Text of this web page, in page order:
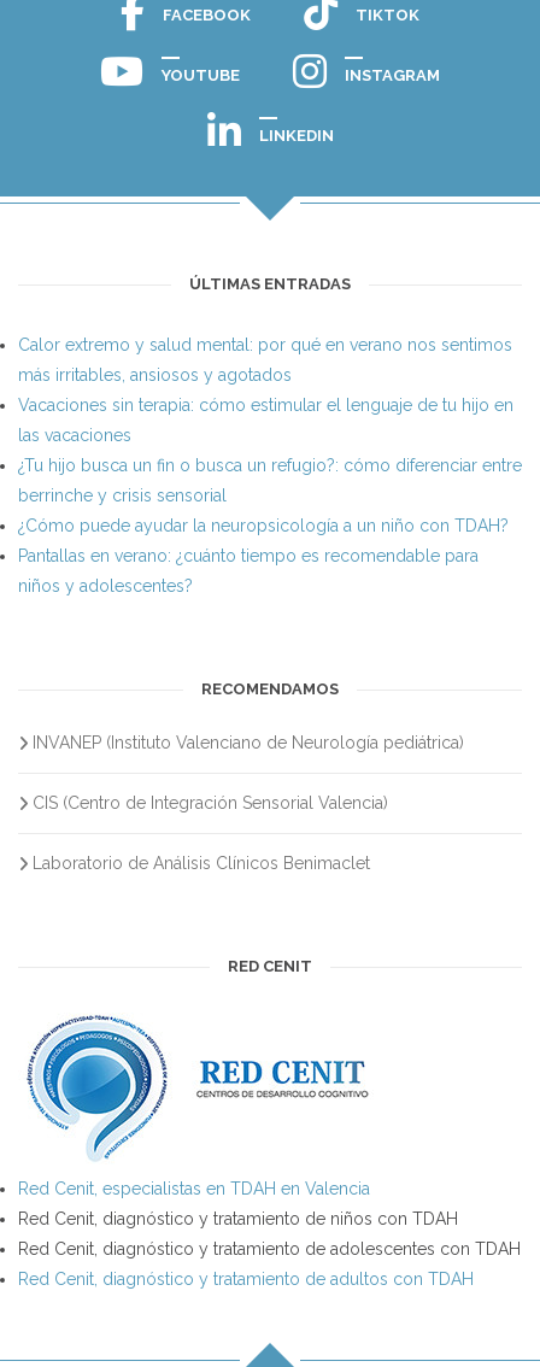
FACEBOOK TIKTOK
YOUTUBE INSTAGRAM
LINKEDIN
ÚLTIMAS ENTRADAS
Calor extremo y salud mental: por qué en verano nos sentimos
más irritables, ansiosos y agotados
Vacaciones sin terapia: cómo estimular el lenguaje de tu hijo en
las vacaciones
¿Tu hijo busca un fin o busca un refugio?: cómo diferenciar entre
berrinche y crisis sensorial
¿Cómo puede ayudar la neuropsicología a un niño con TDAH?
Pantallas en verano: ¿cuánto tiempo es recomendable para
niños y adolescentes?
RECOMENDAMOS
INVANEP (Instituto Valenciano de Neurología pediátrica)
CIS (Centro de Integración Sensorial Valencia)
Laboratorio de Análisis Clínicos Benimaclet
RED CENIT
Red Cenit, especialistas en TDAH en Valencia
Red Cenit, diagnóstico y tratamiento de niños con TDAH
Red Cenit, diagnóstico y tratamiento de adolescentes con TDAH
Red Cenit, diagnóstico y tratamiento de adultos con TDAH